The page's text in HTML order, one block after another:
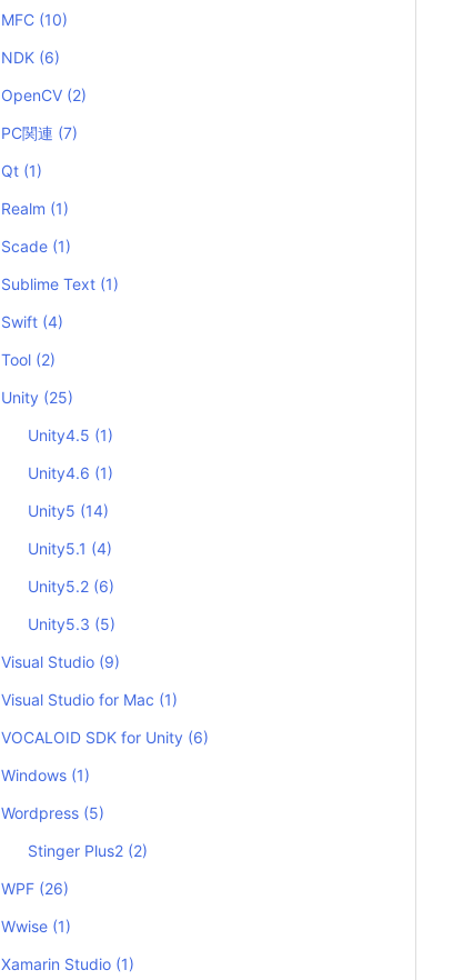
MFC (10)
NDK (6)
OpenCV (2)
PC関連 (7)
Qt (1)
Realm (1)
Scade (1)
Sublime Text (1)
Swift (4)
Tool (2)
Unity (25)
Unity4.5 (1)
Unity4.6 (1)
Unity5 (14)
Unity5.1 (4)
Unity5.2 (6)
Unity5.3 (5)
Visual Studio (9)
Visual Studio for Mac (1)
VOCALOID SDK for Unity (6)
Windows (1)
Wordpress (5)
Stinger Plus2 (2)
WPF (26)
Wwise (1)
Xamarin Studio (1)